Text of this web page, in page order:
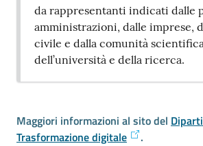
da rappresentanti indicati dalle
amministrazioni, dalle imprese,
civile e dalla comunità scientifica
dell’università e della ricerca.
Maggiori informazioni al sito del
Trasformazione digitale
.